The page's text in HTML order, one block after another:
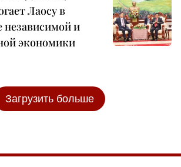
Лаосу в
независимой и
экономики
Загрузить больше